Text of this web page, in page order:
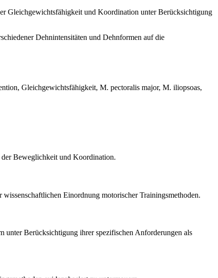
Gleichgewichtsfähigkeit und Koordination unter Berücksichtigung
Dehnintensitäten und Dehnformen auf die
Gleichgewichtsfähigkeit, M. pectoralis major, M. iliopsoas,
der Beweglichkeit und Koordination.
Einordnung motorischer Trainingsmethoden.
unter Berücksichtigung ihrer spezifischen Anforderungen als